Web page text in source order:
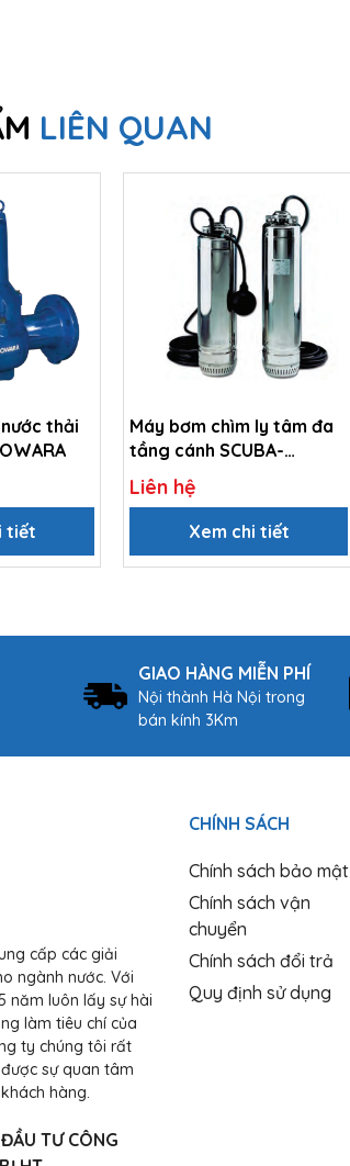
LIÊN QUAN
thải
tiết
Máy bơm chìm ly tâm đa
tầng cánh SCUBA-
LOWARA
Liên hệ
Xem chi tiết
GIAO HÀNG MIỄN PHÍ
Nội thành Hà Nội trong
bán kính 3Km
cấp các giải
ngành nước. Với
năm luôn lấy sự hài
làm tiêu chí của
ty chúng tôi rất
sự quan tâm
hàng.
TƯ CÔNG
CHÍNH SÁCH
Chính sách bảo mật
Chính sách vận
chuyển
Chính sách đổi trả
Quy định sử dụng